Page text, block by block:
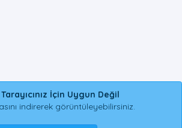
İçin Uygun Değil
indirerek görüntüleyebilirsiniz.